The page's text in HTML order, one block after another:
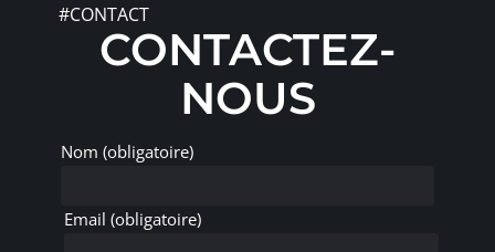
#CONTACT
CONTACTEZ-
NOUS
Nom (obligatoire)
Email (obligatoire)